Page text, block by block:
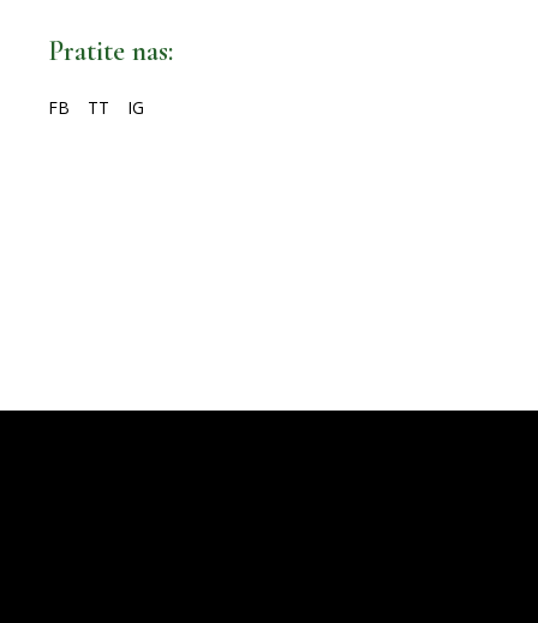
Pratite nas:
FB TT IG